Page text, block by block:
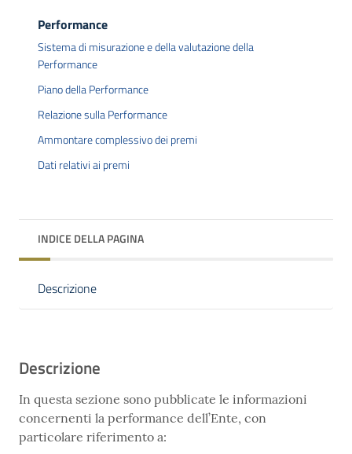
Performance
Sistema di misurazione e della valutazione della
Performance
Piano della Performance
Relazione sulla Performance
Ammontare complessivo dei premi
Dati relativi ai premi
INDICE DELLA PAGINA
Descrizione
Descrizione
In questa sezione sono pubblicate le informazioni
concernenti la performance dell’Ente, con
particolare riferimento a: